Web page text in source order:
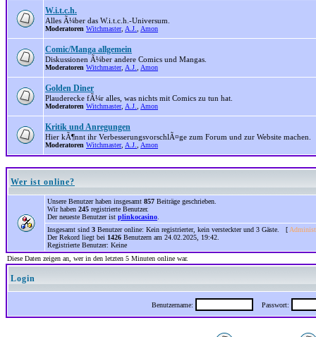
W.i.t.c.h.
Alles Ã¼ber das W.i.t.c.h.-Universum.
Moderatoren Witchmaster, A.J. Amon
Comic/Manga allgemein
Diskussionen Ã¼ber andere Comics und Mangas.
Moderatoren Witchmaster, A.J. Amon
Golden Diner
Plauderecke fÃ¼r alles, was nichts mit Comics zu tun hat.
Moderatoren Witchmaster, A.J. Amon
Kritik und Anregungen
Hier kÃ¶nnt ihr VerbesserungsvorschlÃ¤ge zum Forum und zur Website machen.
Moderatoren Witchmaster, A.J. Amon
Wer ist online?
Unsere Benutzer haben insgesamt 857 Beiträge geschrieben.
Wir haben 245 registrierte Benutzer.
Der neueste Benutzer ist plinkocasino
Insgesamt sind 3 Benutzer online: Kein registrierter, kein versteckter und 3 Gäste. [
Der Rekord liegt bei 1426 Benutzern am 24.02.2025, 19:42.
Registrierte Benutzer: Keine
Diese Daten zeigen an, wer in den letzten 5 Minuten online war.
Login
Benutzername: Passwort: